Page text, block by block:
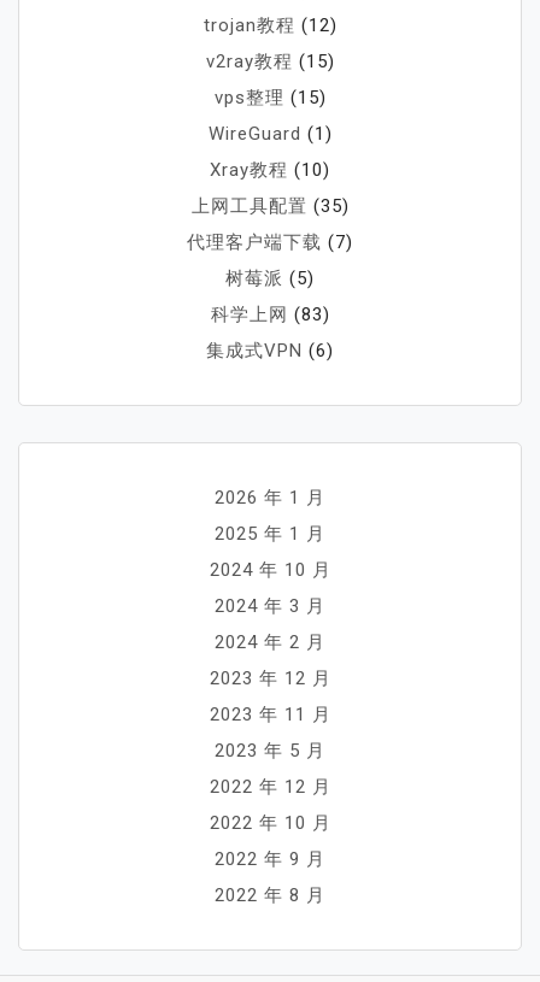
trojan教程 (12)
v2ray教程 (15)
vps整理 (15)
WireGuard (1)
Xray教程 (10)
上网工具配置 (35)
代理客户端下载 (7)
树莓派 (5)
科学上网 (83)
集成式VPN (6)
2026 年 1 月
2025 年 1 月
2024 年 10 月
2024 年 3 月
2024 年 2 月
2023 年 12 月
2023 年 11 月
2023 年 5 月
2022 年 12 月
2022 年 10 月
2022 年 9 月
2022 年 8 月